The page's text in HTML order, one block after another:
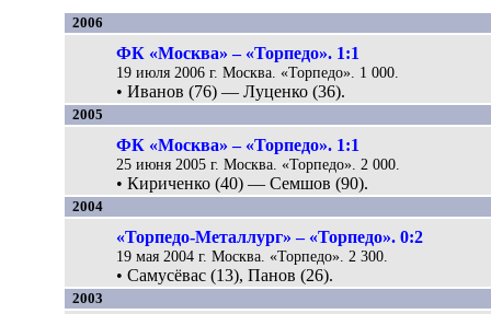
2006
ФК «Москва» – «Торпедо». 1:1
19 июля 2006 г. Москва. «Торпедо». 1 000.
• Иванов (76) — Луценко (36).
2005
ФК «Москва» – «Торпедо». 1:1
25 июня 2005 г. Москва. «Торпедо». 2 000.
• Кириченко (40) — Семшов (90).
2004
«Торпедо-Металлург» – «Торпедо». 0:2
19 мая 2004 г. Москва. «Торпедо». 2 300.
• Самусёвас (13), Панов (26).
2003